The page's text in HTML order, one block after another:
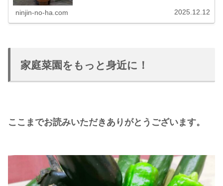
ninjin-no-ha.com 2025.12.12
家庭菜園をもっと身近に！
ここまでお読みいただきありがとうございます。